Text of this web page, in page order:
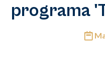
programa